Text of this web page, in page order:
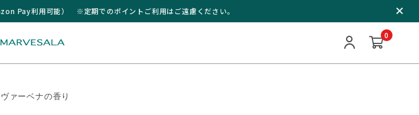
Pay利用可能） ※定期でのポイントご利用はご遠慮ください。
0
ーベナの香り